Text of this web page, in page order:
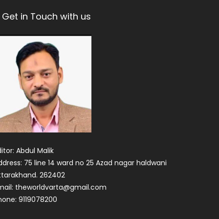
Get in Touch with us
Abdul Malik
75 line 14 ward no 25 Azad nagar haldwani
262402
theworldvarta@gmail.com
9119078200